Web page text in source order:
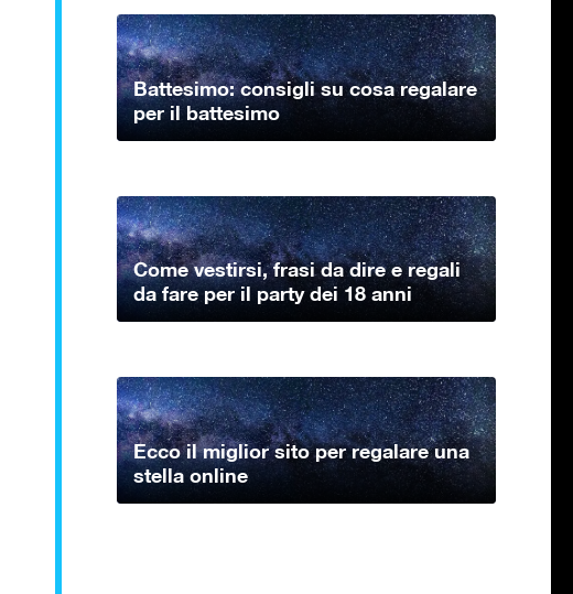
Battesimo: consigli su cosa regalare
per il battesimo
Come vestirsi, frasi da dire e regali
da fare per il party dei 18 anni
Ecco il miglior sito per regalare una
stella online